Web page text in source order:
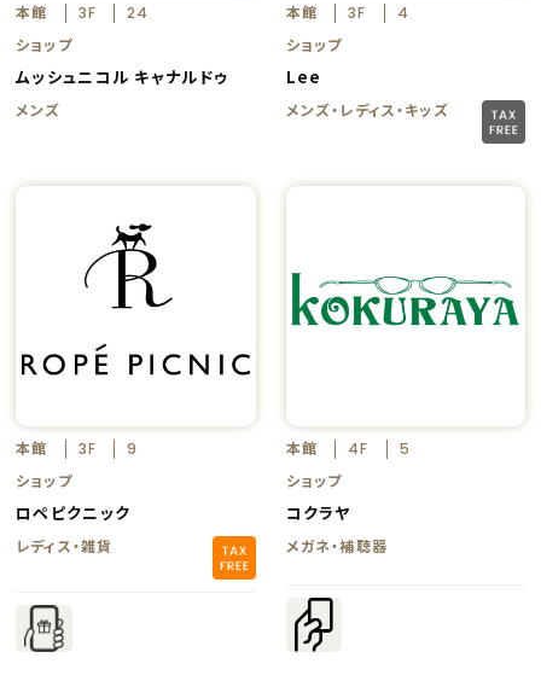
本館 3F
24
ショップ
ムッシュニコル キャナルドゥ
メンズ
本館 3F
4
ショップ
Lee
メンズ・レディス・キッズ
本館 3F
9
ショップ
ロペピクニック
レディス・雑貨
本館 4F
5
ショップ
コクラヤ
メガネ・補聴器